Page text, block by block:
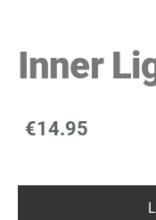
Inner
€14.95